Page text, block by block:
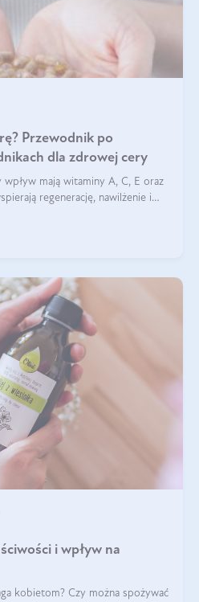
Przewodnik po
dla zdrowej cery
mają witaminy A, C, E oraz
regenerację, nawilżenie i
i wpływ na
kobietom? Czy można spożywać